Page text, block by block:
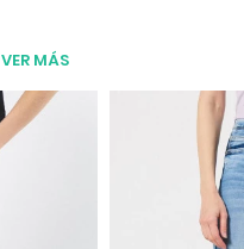
VER MÁS